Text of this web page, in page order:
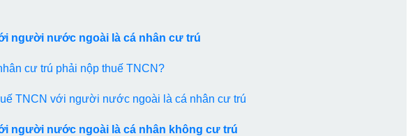
người nước ngoài là cá nhân cư trú
cư trú phải nộp thuế TNCN?
TNCN với người nước ngoài là cá nhân cư trú
người nước ngoài là cá nhân không cư trú